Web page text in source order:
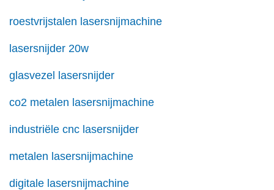
roestvrijstalen lasersnijmachine
lasersnijder 20w
glasvezel lasersnijder
co2 metalen lasersnijmachine
industriële cnc lasersnijder
metalen lasersnijmachine
digitale lasersnijmachine